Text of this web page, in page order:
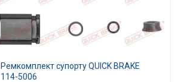
Ремкомплект супорту QUICK BRAKE
114-5006